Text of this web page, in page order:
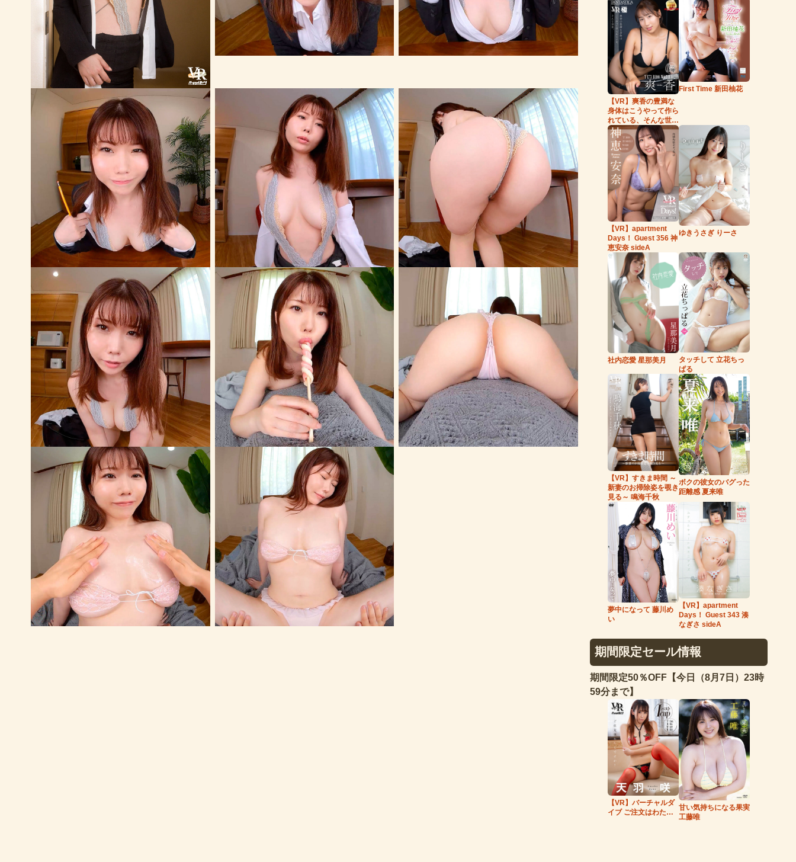
【VR】爽香の豊満な
身体はこうやって作ら
れている、そんな世
界。
First Time 新田柚花
【VR】apartment
Days！ Guest 356 神
恵安奈 sideA
ゆきうさぎ りーさ
社内恋愛 星那美月
タッチして 立花ちっ
ぱる
【VR】すきま時間 ～
新妻のお掃除姿を覗き
見る～ 鳴海千秋
ボクの彼女のバグった
距離感 夏来唯
夢中になって 藤川め
い
【VR】apartment
Days！ Guest 343 湊
なぎさ sideA
期間限定セール情報
期間限定50％OFF【今日（8月7日）23時
59分まで】
【VR】バーチャルダ
イブ ご注文はわたし
甘い気持ちになる果実
工藤唯